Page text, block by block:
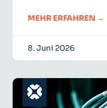
MEHR ERFAHREN →
8. Juni 2026